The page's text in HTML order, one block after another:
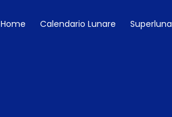
Home Calendario Lunare Superluna